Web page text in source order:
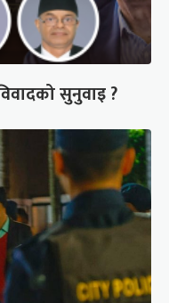
सुनुवाइ ?